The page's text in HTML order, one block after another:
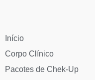
Início
Corpo Clínico
Pacotes de Chek-Up